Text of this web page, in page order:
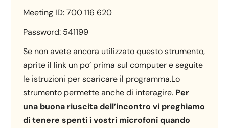
Meeting ID: 700 116 620
Password: 541199
Se non avete ancora utilizzato questo strumento,
aprite il link un po’ prima sul computer e seguite
le istruzioni per scaricare il programma.Lo
strumento permette anche di interagire. Per
una buona riuscita dell’incontro vi preghiamo
di tenere spenti i vostri microfoni quando